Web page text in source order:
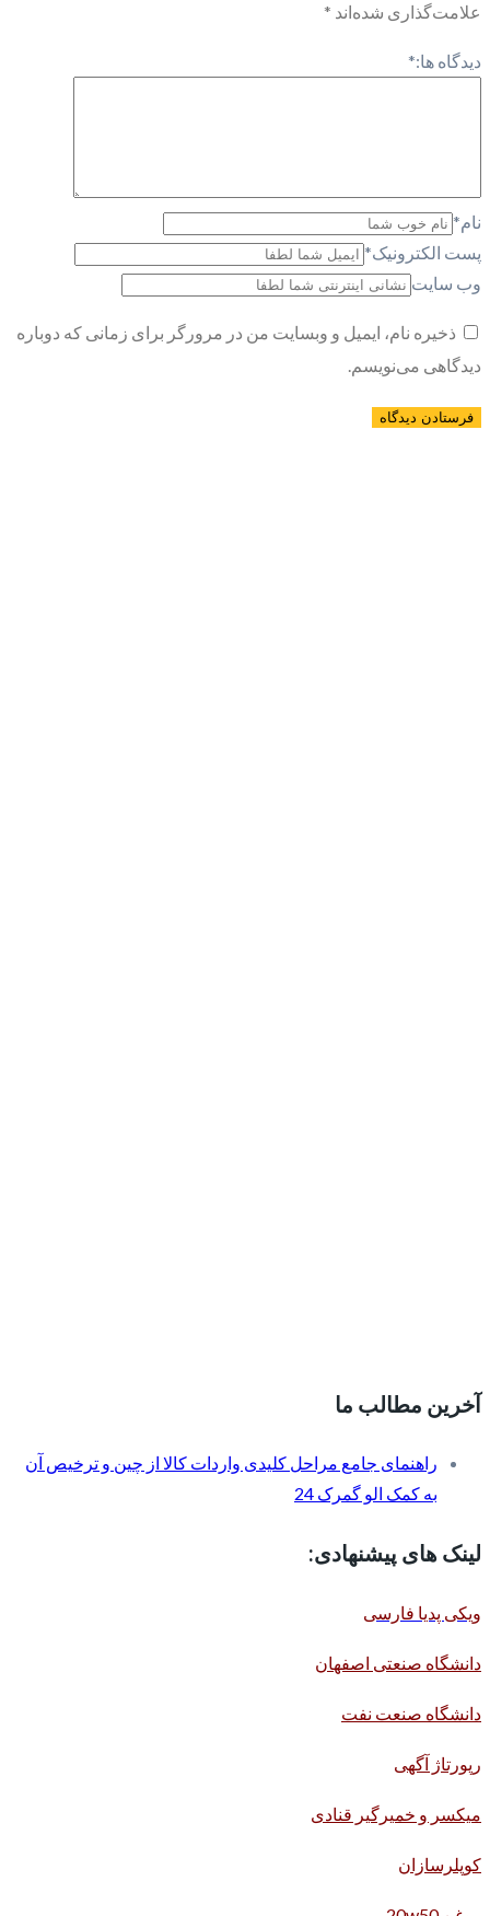
علامت‌گذاری شده‌اند *
دیدگاه ها:*
نام*
پست الکترونیک*
وب سایت
ذخیره نام، ایمیل و وبسایت من در مرورگر برای زمانی که دوباره
دیدگاهی می‌نویسم.
آخرین مطالب ما
راهنمای جامع مراحل کلیدی واردات کالا از چین و ترخیص آن
به کمک الو گمرک 24
لینک های پیشنهادی:
ویکی پدیا فارسی
دانشگاه صنعتی اصفهان
دانشگاه صنعت نفت
رپورتاژ آگهی
میکسر و خمیرگیر قنادی
کوپلرسازان